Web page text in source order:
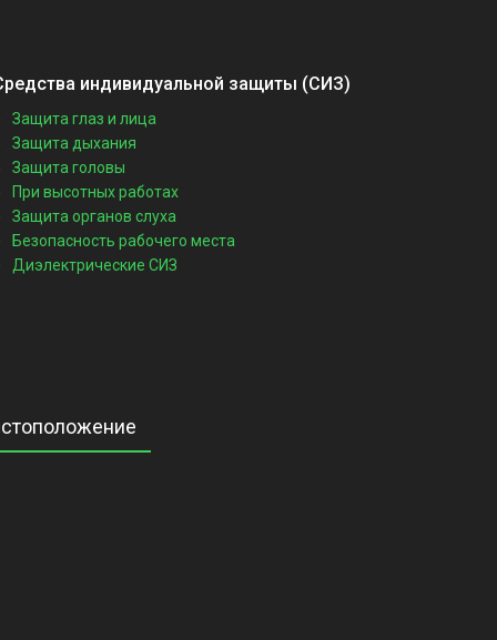
индивидуальной защиты (СИЗ)
Защита глаз и лица
Защита дыхания
Защита головы
При высотных работах
Защита органов слуха
Безопасность рабочего места
Диэлектрические СИЗ